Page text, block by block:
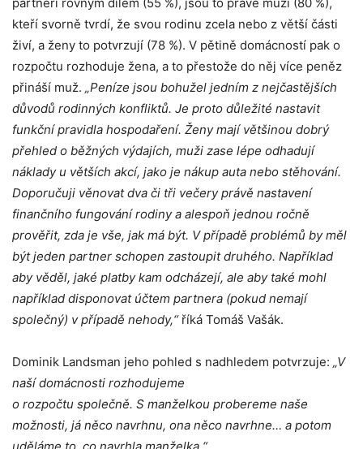
kteří svorně tvrdí, že svou rodinu zcela nebo z větší části
živí, a ženy to potvrzují (78 %). V pětině domácností pak o
rozpočtu rozhoduje žena, a to přestože do něj více peněz
přináší muž. „Peníze jsou bohužel jedním z nejčastějších
důvodů rodinných konfliktů. Je proto důležité nastavit
funkční pravidla hospodaření. Ženy mají většinou dobrý
přehled o běžných výdajích, muži zase lépe odhadují
náklady u větších akcí, jako je nákup auta nebo stěhování.
Doporučuji věnovat dva či tři večery právě nastavení
finančního fungování rodiny a alespoň jednou ročně
prověřit, zda je vše, jak má být. V případě problémů by měl
být jeden partner schopen zastoupit druhého. Například
aby věděl, jaké platby kam odcházejí, ale aby také mohl
například disponovat účtem partnera (pokud nemají
společný) v případě nehody,“říká Tomáš Vašák.
Dominik Landsman jeho pohled s nadhledem potvrzuje: „V
naší domácnosti rozhodujeme
o rozpočtu společně. S manželkou probereme naše
možnosti, já něco navrhnu, ona něco navrhne… a potom